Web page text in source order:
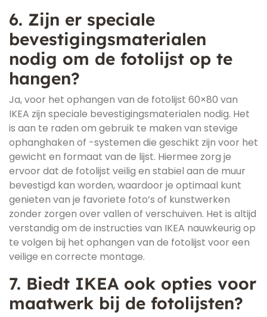
6. Zijn er speciale
bevestigingsmaterialen
nodig om de fotolijst op te
hangen?
Ja, voor het ophangen van de fotolijst 60×80 van
IKEA zijn speciale bevestigingsmaterialen nodig. Het
is aan te raden om gebruik te maken van stevige
ophanghaken of -systemen die geschikt zijn voor het
gewicht en formaat van de lijst. Hiermee zorg je
ervoor dat de fotolijst veilig en stabiel aan de muur
bevestigd kan worden, waardoor je optimaal kunt
genieten van je favoriete foto’s of kunstwerken
zonder zorgen over vallen of verschuiven. Het is altijd
verstandig om de instructies van IKEA nauwkeurig op
te volgen bij het ophangen van de fotolijst voor een
veilige en correcte montage.
7. Biedt IKEA ook opties voor
maatwerk bij de fotolijsten?